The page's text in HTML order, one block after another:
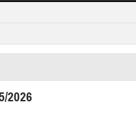
2026